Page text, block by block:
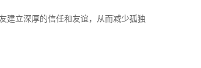
建立深厚的信任和友谊，从而减少孤独